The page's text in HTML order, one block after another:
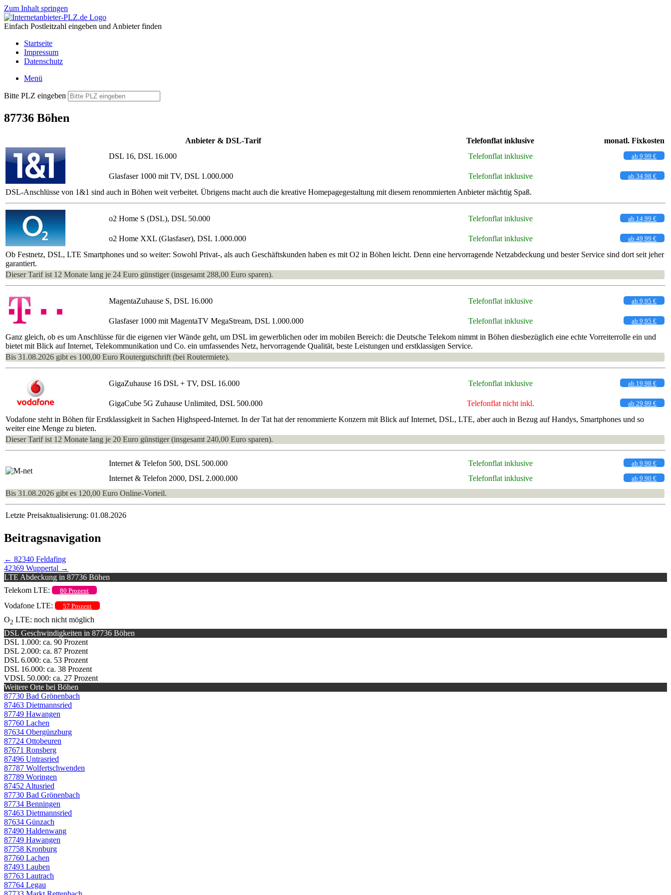
Zum Inhalt springen
Einfach Postleitzahl eingeben und Anbieter finden
Startseite
Impressum
Datenschutz
Menü
Bitte PLZ eingeben
87736 Böhen
Anbieter & DSL-Tarif Telefonflat inklusive
monatl. Fixkosten
DSL 16, DSL 16.000
Telefonflat inklusive ab 9,99 €
Glasfaser 1000 mit TV, DSL 1.000.000 Telefonflat inklusive ab 34,98 €
DSL-Anschlüsse von 1&1 sind auch in Böhen weit verbeitet. Übrigens macht auch die kreative Homepagegestaltung mit diesem renommierten Anbieter mächtig Spaß.
o2 Home S (DSL), DSL 50.000 Telefonflat inklusive ab 14,99 €
o2 Home XXL (Glasfaser), DSL 1.000.000 Telefonflat inklusive ab 49,99 €
Ob Festnetz, DSL, LTE Smartphones und so weiter: Sowohl Privat-, als auch Geschäftskunden haben es mit O2 in Böhen leicht. Denn eine hervorragende Netzabdeckung und bester Service sind dort seit jeher
garantiert.
Dieser Tarif ist 12 Monate lang je 24 Euro günstiger (insgesamt 288,00 Euro sparen).
MagentaZuhause S, DSL 16.000 Telefonflat inklusive ab 9,95 €
Glasfaser 1000 mit MagentaTV MegaStream, DSL 1.000.000 Telefonflat inklusive ab 9,95 €
Ganz gleich, ob es um Anschlüsse für die eigenen vier Wände geht, um DSL im gewerblichen oder im mobilen Bereich: die Deutsche Telekom nimmt in Böhen diesbezüglich eine echte Vorreiterrolle ein und
bietet mit Blick auf Internet, Telekommunikation und Co. ein umfassendes Netz, hervorragende Qualität, beste Leistungen und erstklassigen Service.
Bis 31.08.2026 gibt es 100,00 Euro Routergutschrift (bei Routermiete).
GigaZuhause 16 DSL + TV, DSL 16.000 Telefonflat inklusive ab 19,98 €
GigaCube 5G Zuhause Unlimited, DSL 500.000 Telefonflat nicht inkl. ab 29,99 €
Vodafone steht in Böhen für Erstklassigkeit in Sachen Highspeed-Internet. In der Tat hat der renommierte Konzern mit Blick auf Internet, DSL, LTE, aber auch in Bezug auf Handys, Smartphones und so
weiter eine Menge zu bieten.
Dieser Tarif ist 12 Monate lang je 20 Euro günstiger (insgesamt 240,00 Euro sparen).
Internet & Telefon 500, DSL 500.000 Telefonflat inklusive ab 9,90 €
Internet & Telefon 2000, DSL 2.000.000 Telefonflat inklusive ab 9,90 €
Bis 31.08.2026 gibt es 120,00 Euro Online-Vorteil.
Letzte Preisaktualisierung: 01.08.2026
Beitragsnavigation
← 82340 Feldafing
42369 Wuppertal →
LTE Abdeckung in 87736 Böhen
Telekom LTE:
80 Prozent
Vodafone LTE: 57 Prozent
O2 LTE: noch nicht möglich
DSL Geschwindigkeiten in 87736 Böhen
DSL 1.000: ca. 90 Prozent
DSL 2.000: ca. 87 Prozent
DSL 6.000: ca. 53 Prozent
DSL 16.000: ca. 38 Prozent
VDSL 50.000: ca. 27 Prozent
Weitere Orte bei Böhen
87730 Bad Grönenbach
87463 Dietmannsried
87749 Hawangen
87760 Lachen
87634 Obergünzburg
87724 Ottobeuren
87671 Ronsberg
87496 Untrasried
87787 Wolfertschwenden
87789 Woringen
87452 Altusried
87730 Bad Grönenbach
87734 Benningen
87463 Dietmannsried
87634 Günzach
87490 Haldenwang
87749 Hawangen
87758 Kronburg
87760 Lachen
87493 Lauben
87763 Lautrach
87764 Legau